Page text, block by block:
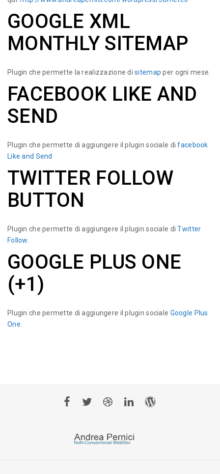
GOOGLE XML
MONTHLY SITEMAP
Plugin che permette la realizzazione disitemap per ogni mese.
FACEBOOK LIKE AND
SEND
Plugin che permette di aggiungere il plugin sociale difacebook
Like and Send
TWITTER FOLLOW
BUTTON
Plugin che permette di aggiungere il plugin sociale diTwitter
Follow
GOOGLE PLUS ONE
(+1)
Plugin che permette di aggiungere il plugin sociale Google Plus
One